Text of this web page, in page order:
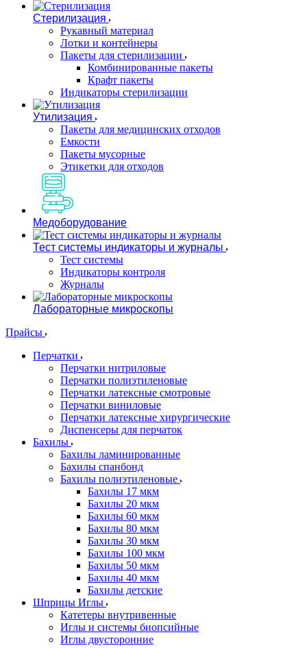
Стерилизация
Рукавный материал
Лотки и контейнеры
Пакеты для стерилизации
Комбинированные пакеты
Крафт пакеты
Индикаторы стерилизации
Утилизация
Пакеты для медицинских отходов
Емкости
Пакеты мусорные
Этикетки для отходов
Медоборудование
Тест системы индикаторы и журналы
Тест системы
Индикаторы контроля
Журналы
Лабораторные микроскопы
Прайсы
Перчатки
Перчатки нитриловые
Перчатки полиэтиленовые
Перчатки латексные смотровые
Перчатки виниловые
Перчатки латексные хирургические
Диспенсеры для перчаток
Бахилы
Бахилы ламинированные
Бахилы спанбонд
Бахилы полиэтиленовые
Бахилы 17 мкм
Бахилы 20 мкм
Бахилы 60 мкм
Бахилы 80 мкм
Бахилы 30 мкм
Бахилы 100 мкм
Бахилы 50 мкм
Бахилы 40 мкм
Бахилы детские
Шприцы Иглы
Катетеры внутривенные
Иглы и системы биопсийные
Иглы двусторонние